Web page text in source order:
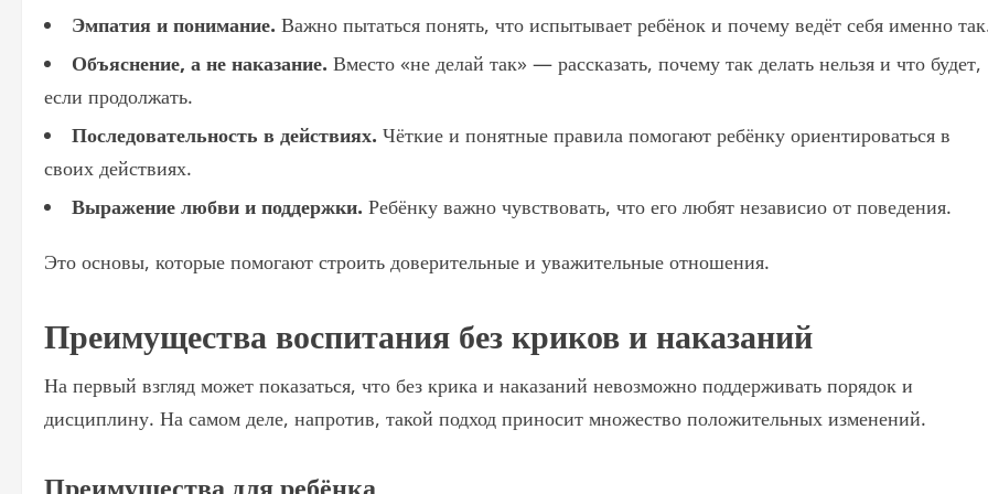
Эмпатия и понимание. Важно пытаться понять, что испытывает ребёнок и почему ведёт себя именно
Объяснение, а не наказание. Вместо «не делай так» — рассказать, почему так делать нельзя и что будет,
если продолжать.
Последовательность в действиях. Чёткие и понятные правила помогают ребёнку ориентироваться в
своих действиях.
Выражение любви и поддержки. Ребёнку важно чувствовать, что его любят независио от поведения.
Это основы, которые помогают строить доверительные и уважительные отношения.
Преимущества воспитания без криков и наказаний
На первый взгляд может показаться, что без крика и наказаний невозможно поддерживать порядок и
дисциплину. На самом деле, напротив, такой подход приносит множество положительных изменений.
Преимущества для ребёнка